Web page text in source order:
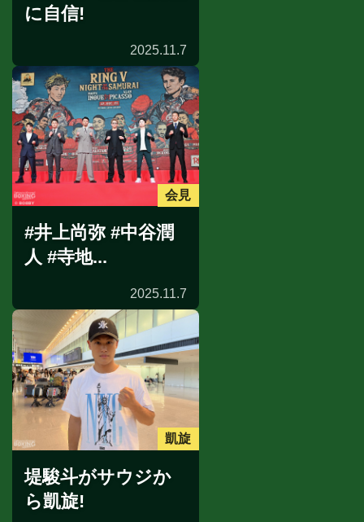
に自信!
2025.11.7
会見
#井上尚弥 #中谷潤
人 #寺地...
2025.11.7
凱旋
堤駿斗がサウジか
ら凱旋!